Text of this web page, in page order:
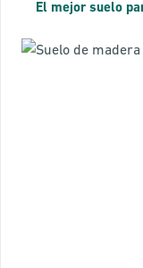
El mejor suelo